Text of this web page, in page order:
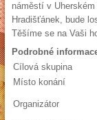
náměstí v
Hradišťánek, bude
Těšíme se na Vaši
Podrobné
Cílová skupina
Místo konání
Organizátor